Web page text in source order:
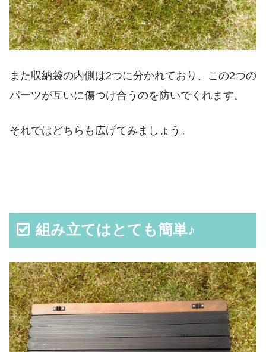
また収納袋の内側は2つに分かれており、この2つの
パーツが互いに傷つけ合うのを防いでくれます。
それではどちらも広げてみましょう。
組み立てはとても簡単♪